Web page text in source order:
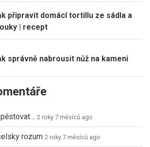
připravit domácí tortillu ze sádla a
| recept
správně nabrousit nůž na kameni
2 roky 7 měsíců ago
rozum 2 roky 7 měsíců ago